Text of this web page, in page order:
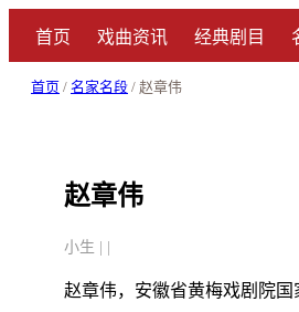
首页 戏曲资讯 经典剧目
首页 / 名家名段 / 赵章伟
赵章伟
小生 | |
赵章伟，安徽省黄梅戏剧院国